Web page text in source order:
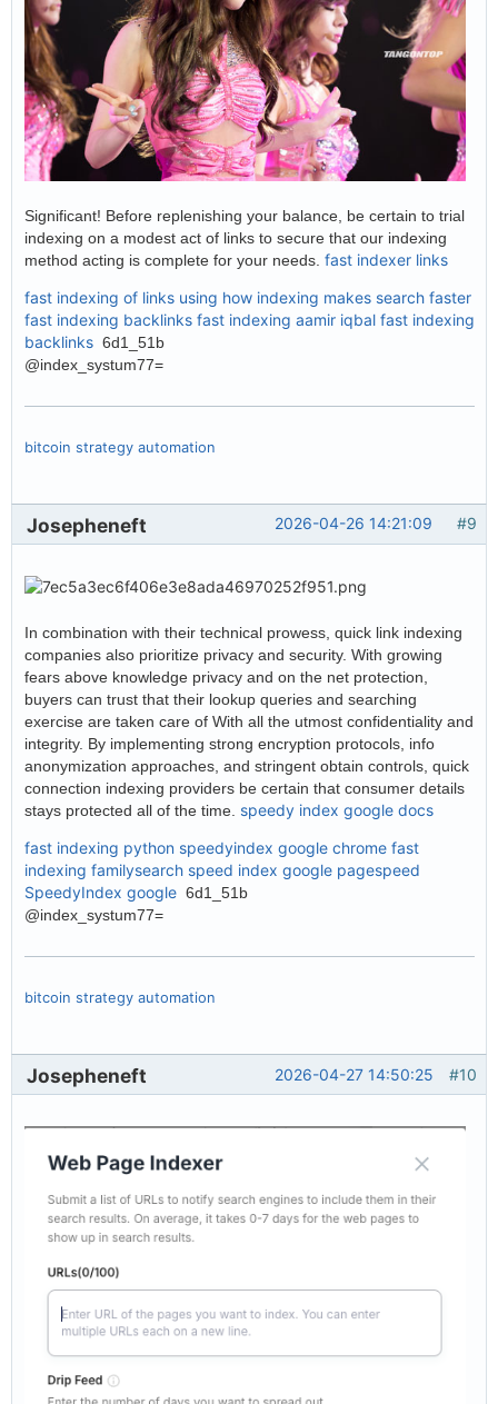
Significant! Before replenishing your balance, be certain to trial
indexing on a modest act of links to secure that our indexing
method acting is complete for your needs. fast indexer links
fast indexing of links using how indexing makes search faster
fast indexing backlinks fast indexing aamir iqbal fast indexing
backlinks 6d1_51b
@index_systum77=
bitcoin strategy automation
#9
2026-04-26 14:21:09
Josepheneft
In combination with their technical prowess, quick link indexing
companies also prioritize privacy and security. With growing
fears above knowledge privacy and on the net protection,
buyers can trust that their lookup queries and searching
exercise are taken care of With all the utmost confidentiality and
integrity. By implementing strong encryption protocols, info
anonymization approaches, and stringent obtain controls, quick
connection indexing providers be certain that consumer details
stays protected all of the time. speedy index google docs
fast indexing python speedyindex google chrome fast
indexing familysearch speed index google pagespeed
SpeedyIndex google 6d1_51b
@index_systum77=
bitcoin strategy automation
#10
2026-04-27 14:50:25
Josepheneft